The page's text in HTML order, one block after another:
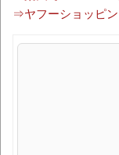
⇒ヤフーショッピ